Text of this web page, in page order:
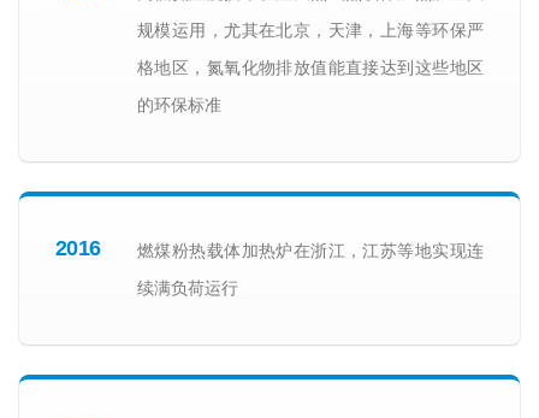
规模运用，尤其在北京，天津，上海等环保严
格地区，氮氧化物排放值能直接达到这些地区
的环保标准
2016
燃煤粉热载体加热炉在浙江，江苏等地实现连
续满负荷运行